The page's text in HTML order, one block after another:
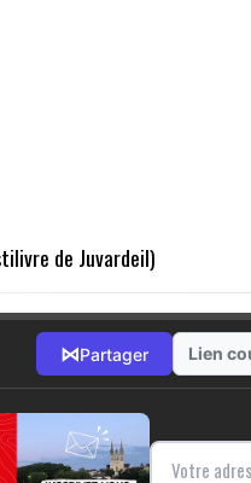
de Juvardeil)
⋈Partager Lien